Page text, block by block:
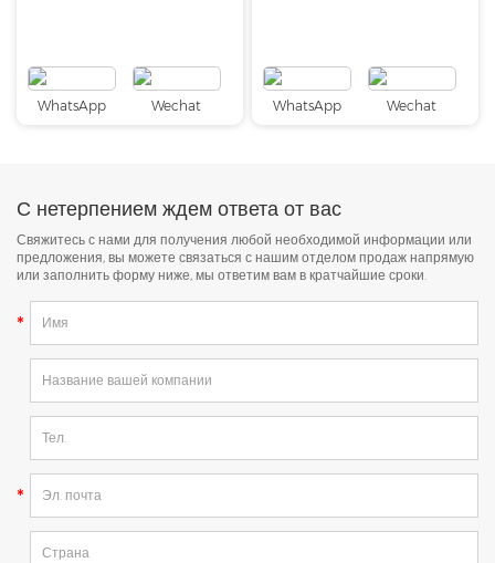
WhatsApp Wechat WhatsApp Wechat
С нетерпением ждем ответа от вас
Свяжитесь с нами для получения любой необходимой информации или
предложения, вы можете связаться с нашим отделом продаж напрямую
или заполнить форму ниже, мы ответим вам в кратчайшие сроки.